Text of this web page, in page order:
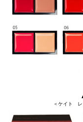
＜ケイト レ